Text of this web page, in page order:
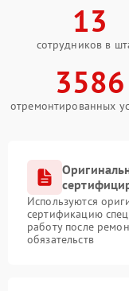
13
сотрудников в
3586
отремонтированных
Используются
сертификацию
работу после
обязательств